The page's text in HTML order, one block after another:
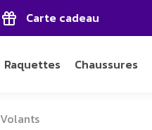
Carte cadeau
Raquettes Chaussures
Volants